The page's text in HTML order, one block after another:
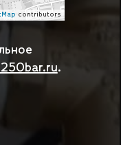
contributors
250bar.ru.